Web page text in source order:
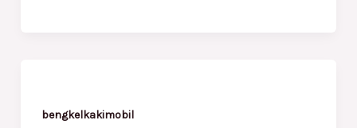
bengkelkakimobil
Lampu